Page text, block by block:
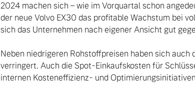
2024 machen sich – wie im Vorquartal schon
der neue Volvo EX30 das profitable Wachstum bei
sich das Unternehmen nach eigener Ansicht gut
Neben niedrigeren Rohstoffpreisen haben sich
verringert. Auch die Spot-Einkaufskosten für
internen Kosteneffizienz- und